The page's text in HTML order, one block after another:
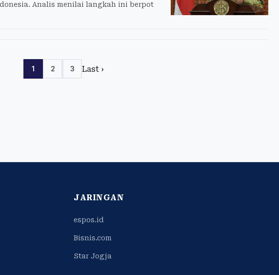
Analis menilai langkah ini berpot
1 2 3 Last ›
JARINGAN
espos.id
Bisnis.com
Star Jogja